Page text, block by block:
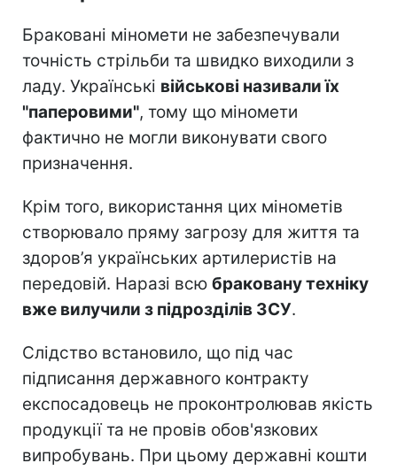
Браковані міномети не забезпечували
точність стрільби та швидко виходили з
ладу. Українські військові називали їх
"паперовими", тому що міномети
фактично не могли виконувати свого
призначення.
Крім того, використання цих мінометів
створювало пряму загрозу для життя та
здоров’я українських артилеристів на
передовій. Наразі всю браковану техніку
вже вилучили з підрозділів ЗСУ.
Слідство встановило, що під час
підписання державного контракту
експосадовець не проконтролював якість
продукції та не провів обов'язкових
випробувань. При цьому державні кошти